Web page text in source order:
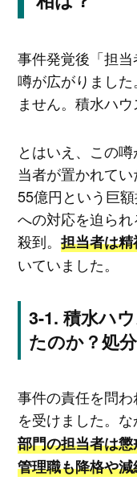
事件発覚後「担
噂が広がりまし
ません。積水ハ
とはいえ、この
当者が置かれて
55億円という巨
への対応を迫ら
殺到。 担当者は
いていました。
積水ハ
たのか？処
事件の責任を問
を受けました。な
部門の担当者は
管理職も降格や